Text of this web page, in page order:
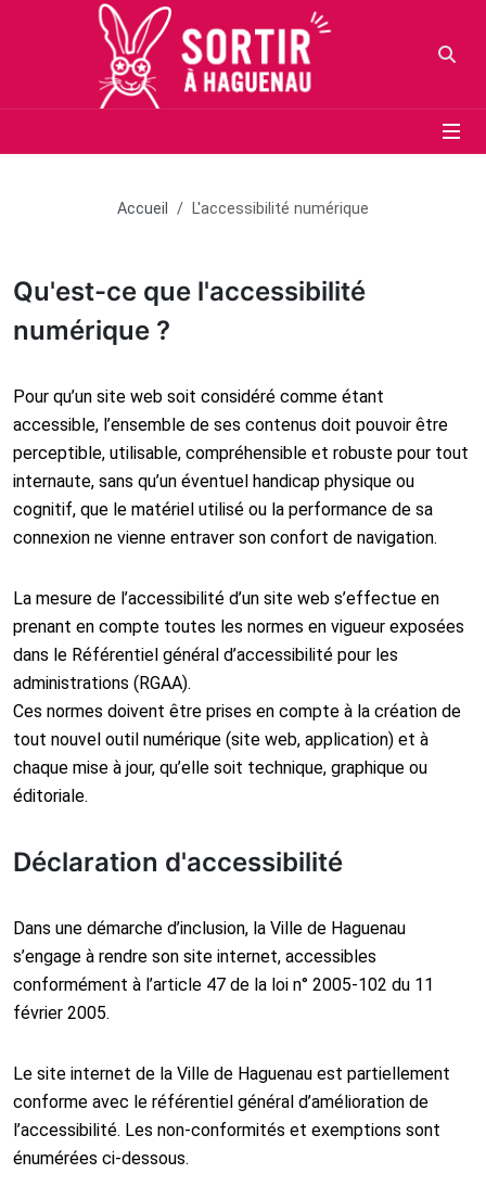
Aller au contenu principal
Aller au menu
Aller au moteur de recherche
Accueil L'accessibilité numérique
Qu'est-ce que l'accessibilité
numérique ?
Pour qu’un site web soit considéré comme étant
accessible, l’ensemble de ses contenus doit pouvoir être
perceptible, utilisable, compréhensible et robuste pour tout
internaute, sans qu’un éventuel handicap physique ou
cognitif, que le matériel utilisé ou la performance de sa
connexion ne vienne entraver son confort de navigation.
La mesure de l’accessibilité d’un site web s’effectue en
prenant en compte toutes les normes en vigueur exposées
dans le Référentiel général d’accessibilité pour les
administrations (RGAA).
Ces normes doivent être prises en compte à la création de
tout nouvel outil numérique (site web, application) et à
chaque mise à jour, qu’elle soit technique, graphique ou
éditoriale.
Déclaration d'accessibilité
Dans une démarche d’inclusion, la Ville de Haguenau
s’engage à rendre son site internet, accessibles
conformément à l’article 47 de la loi n° 2005-102 du 11
février 2005.
Le site internet de la Ville de Haguenau est partiellement
conforme avec le référentiel général d’amélioration de
l’accessibilité. Les non-conformités et exemptions sont
énumérées ci-dessous.
Panneau de gestion des cookies